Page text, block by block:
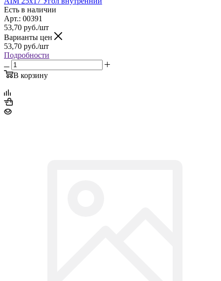
Есть в наличии
Арт.: 00391
53,70 руб./шт
Варианты цен
53,70 руб./шт
Подробности
В корзину